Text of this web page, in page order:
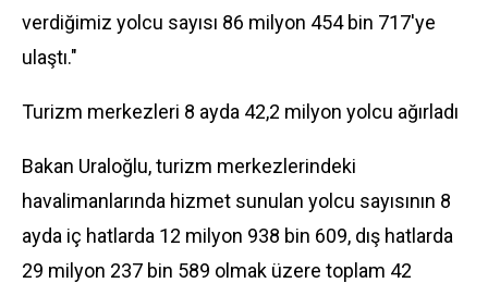
verdiğimiz yolcu sayısı 86 milyon 454 bin 717'ye
ulaştı."
Turizm merkezleri 8 ayda 42,2 milyon yolcu ağırladı
Bakan Uraloğlu, turizm merkezlerindeki
havalimanlarında hizmet sunulan yolcu sayısının 8
ayda iç hatlarda 12 milyon 938 bin 609, dış hatlarda
29 milyon 237 bin 589 olmak üzere toplam 42